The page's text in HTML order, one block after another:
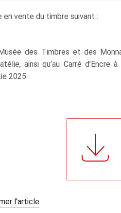
en vente du timbre suivant :
des Timbres et des
ainsi qu’au Carré
2025.
l'article